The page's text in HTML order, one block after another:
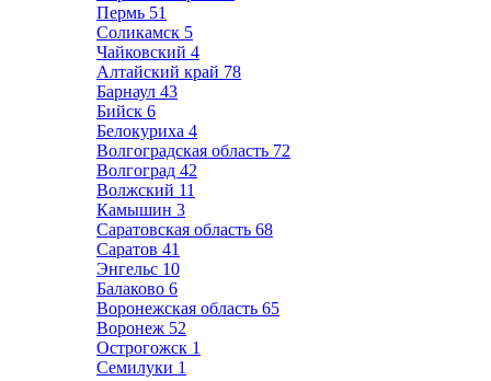
Пермь 51
Соликамск 5
Чайковский 4
Алтайский край 78
Барнаул 43
Бийск 6
Белокуриха 4
Волгоградская область 72
Волгоград 42
Волжский 11
Камышин 3
Саратовская область 68
Саратов 41
Энгельс 10
Балаково 6
Воронежская область 65
Воронеж 52
Острогожск 1
Семилуки 1